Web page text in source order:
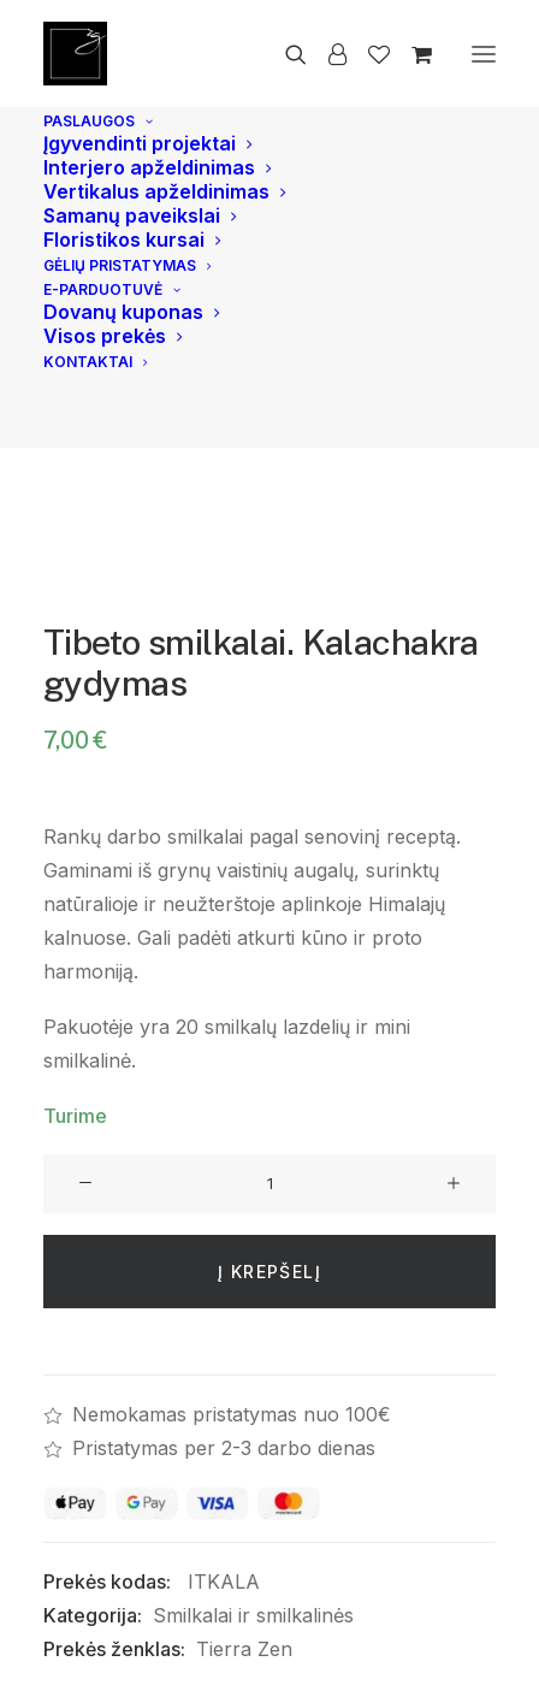
PASLAUGOS
Įgyvendinti projektai
Interjero apželdinimas
Vertikalus apželdinimas
Samanų paveikslai
Floristikos kursai
GĖLIŲ PRISTATYMAS
E-PARDUOTUVĖ
Dovanų kuponas
Visos prekės
KONTAKTAI
Pradžia
Smilkalai ir smilkalinės
Tibeto smilkalai. Kalachakra gydymas
Tibeto smilkalai. Kalachakra
gydymas
7,00€
Rankų darbo smilkalai pagal senovinį receptą.
Gaminami iš grynų vaistinių augalų, surinktų
natūralioje ir neužterštoje aplinkoje Himalajų
kalnuose. Gali padėti atkurti kūno ir proto
harmoniją.
Pakuotėje yra 20 smilkalų lazdelių ir mini
smilkalinė.
Turime
Tibeto
Kalachakra
Į KREPŠELĮ
Nemokamas pristatymas nuo 100€
Pristatymas per 2-3 darbo dienas
Prekės kodas:
ITKALA
Kategorija: Smilkalai ir smilkalinės
Prekės ženklas: Tierra Zen